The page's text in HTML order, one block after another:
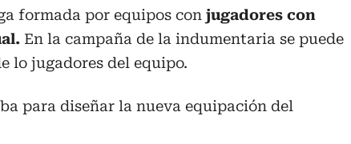
formada por equipos con jugadores con
En la campaña de la indumentaria se puede
lo jugadores del equipo.
para diseñar la nueva equipación del